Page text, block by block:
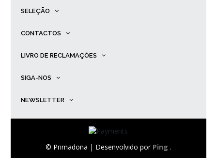
SELEÇÃO
CONTACTOS
LIVRO DE RECLAMAÇÕES
SIGA-NOS
NEWSLETTER
© Primadona | Desenvolvido por Ping .